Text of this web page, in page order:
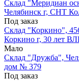
Склад "Меридиан
Челябинск г, СНТ
Под заказ
Склад "Коркино",
Коркино г, 30 лет
Мало
Склад "Дружба",
дом № 379
Под заказ